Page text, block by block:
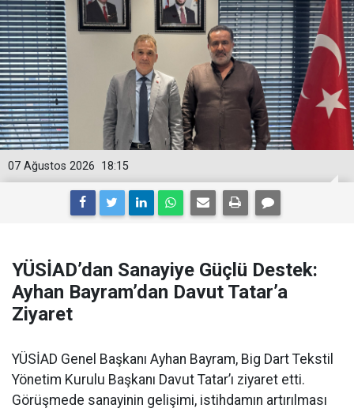
18:15
07 Ağustos 2026
YÜSİAD’dan Sanayiye Güçlü Destek:
Ayhan Bayram’dan Davut Tatar’a
Ziyaret
YÜSİAD Genel Başkanı Ayhan Bayram, Big Dart Tekstil
Yönetim Kurulu Başkanı Davut Tatar’ı ziyaret etti.
Görüşmede sanayinin gelişimi, istihdamın artırılması